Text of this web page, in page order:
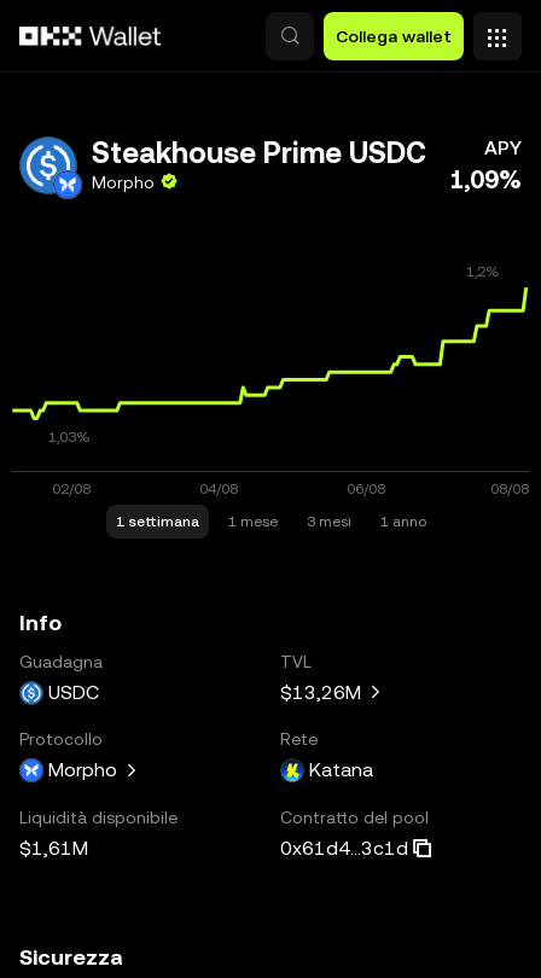
Collega wallet
Steakhouse Prime USDC
Morpho
APY
1,09%
1 settimana 1 mese 3 mesi 1 anno
Info
Guadagna
USDC
TVL
$13,26M
Protocollo
Morpho
Rete
Katana
Liquidità disponibile
$1,61M
Contratto del pool
0x61d4...3c1d
Sicurezza